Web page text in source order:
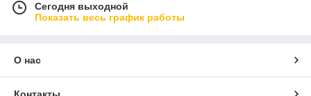
Сегодня выходной
Показать весь график работы
О нас